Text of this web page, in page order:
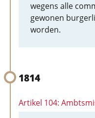
wegens alle
gewonen
worden.
1814
Artikel 104: